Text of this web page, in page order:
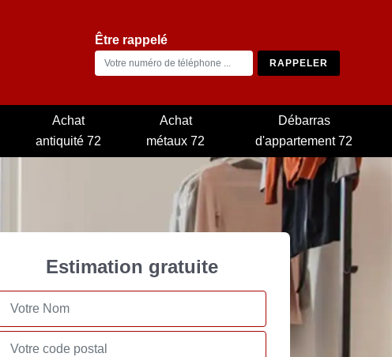
Être rappelé
Achat
antiquité 72
Achat
métaux 72
Débarras
d'appartement 72
Estimation gratuite